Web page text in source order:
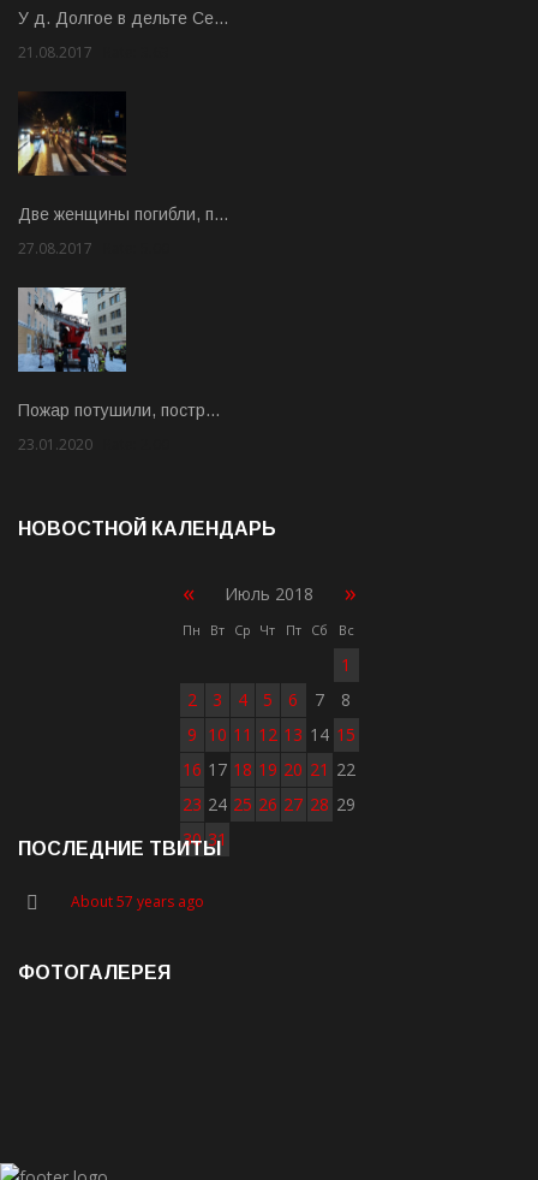
У д. Долгое в дельте Се…
21.08.2017
Две женщины погибли, п…
27.08.2017
Пожар потушили, постр…
23.01.2020
НОВОСТНОЙ КАЛЕНДАРЬ
« Июль 2018 »
Пн Вт Ср Чт Пт Сб Вс
1
2
3 4 5 6 7
8
9 10 11 12 13 14 15
16 17 18 19 20 21 22
23 24 25 26 27 28 29
30 31
ПОСЛЕДНИЕ ТВИТЫ
About 57 years ago
ФОТОГАЛЕРЕЯ